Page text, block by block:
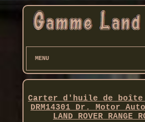
MENU
Carter d'huile de boîte
DRM14301 Dr. Motor
LAND ROVER RANGE